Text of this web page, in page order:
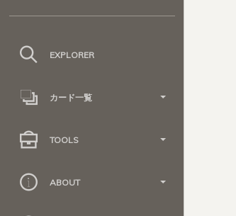
EXPLORER
カード一覧
TOOLS
ABOUT